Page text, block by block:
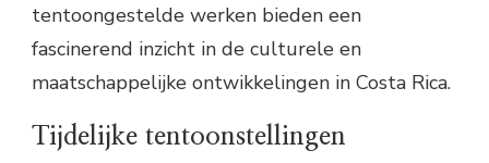
tentoongestelde werken bieden een
fascinerend inzicht in de culturele en
maatschappelijke ontwikkelingen in Costa Rica.
Tijdelijke tentoonstellingen